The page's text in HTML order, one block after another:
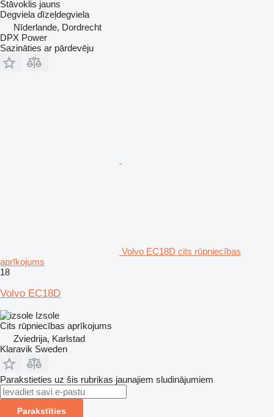
Stāvoklis jauns
Degviela dīzeļdegviela
Nīderlande, Dordrecht
DPX Power
Sazināties ar pārdevēju
Volvo EC18D cits rūpniecības
aprīkojums
18
Volvo EC18D
Izsole
Cits rūpniecības aprīkojums
Zviedrija, Karlstad
Klaravik Sweden
Parakstieties uz šis rubrikas jaunajiem sludinājumiem
Parakstīties